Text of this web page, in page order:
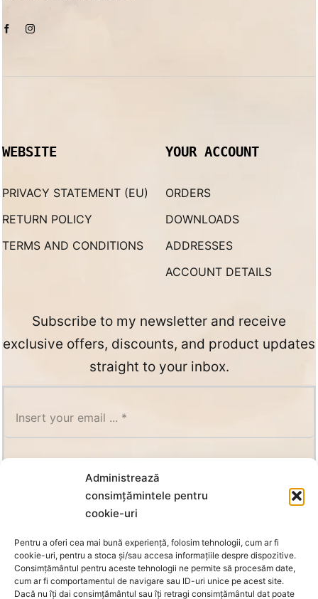
Administrează
consimțămintele pentru
cookie-uri
Pentru a oferi cea mai bună experiență, folosim tehnologii, cum ar fi
cookie-uri, pentru a stoca și/sau accesa informațiile despre dispozitive.
Consimțământul pentru aceste tehnologii ne permite să procesăm date,
cum ar fi comportamentul de navigare sau ID-uri unice pe acest site.
Dacă nu îți dai consimțământul sau îți retragi consimțământul dat poate
WEBSITE
PRIVACY STATEMENT (EU)
RETURN POLICY
TERMS AND CONDITIONS
YOUR ACCOUNT
ORDERS
DOWNLOADS
ADDRESSES
ACCOUNT DETAILS
Subscribe to my newsletter and receive
exclusive offers, discounts, and product updates
straight to your inbox.
SUBSCRIBE